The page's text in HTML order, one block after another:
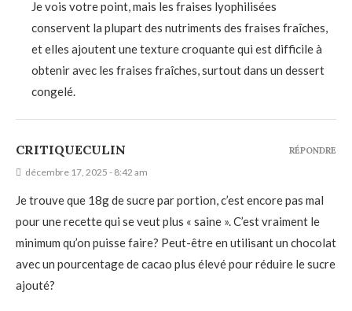
Je vois votre point, mais les fraises lyophilisées
conservent la plupart des nutriments des fraises fraîches,
et elles ajoutent une texture croquante qui est difficile à
obtenir avec les fraises fraîches, surtout dans un dessert
congelé.
CRITIQUECULIN
décembre 17, 2025 - 8:42 am
Je trouve que 18g de sucre par portion, c’est encore pas mal
pour une recette qui se veut plus « saine ». C’est vraiment le
minimum qu’on puisse faire? Peut-être en utilisant un chocolat
avec un pourcentage de cacao plus élevé pour réduire le sucre
ajouté?
RÉPONDRE